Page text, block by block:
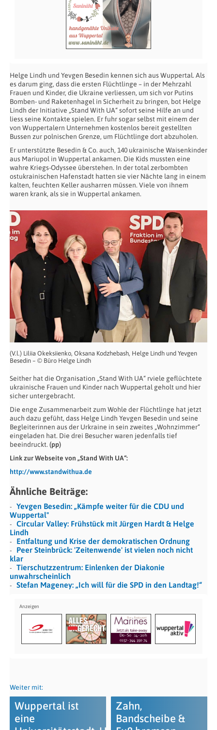
Helge Lindh und Yevgen Besedin kennen sich aus Wuppertal. Als
es darum ging, dass die ersten Flüchtlinge – in der Mehrzahl
Frauen und Kinder, die Ukraine verliessen, um sich vor Putins
Bomben- und Raketenhagel in Sicherheit zu bringen, bot Helge
Lindh der Initiative „Stand With UA“ sofort seine Hilfe an und
liess seine Kontakte spielen. Er fuhr sogar selbst mit einem der
von Wuppertalern Unternehmen kostenlos bereit gestellten
Bussen zur polnischen Grenze, um Flüchtlinge dort abzuholen.
Er unterstützte Besedin & Co. auch, 140 ukrainische Waisenkinder
aus Mariupol in Wuppertal ankamen. Die Kids mussten eine
wahre Kriegs-Odyssee überstehen. In der total zerbombten
ostukrainischen Hafenstadt hatten sie vier Nächte lang in einem
kalten, feuchten Keller ausharren müssen. Viele von ihnem
waren krank, als sie in Wuppertal ankamen.
(V.l.) Liliia Okeksiienko, Oksana Kodzhebash, Helge Lindh und Yevgen
Besedin – © Büro Helge Lindh
Seither hat die Organisation „Stand With UA“ rviele geflüchtete
ukrainische Frauen und Kinder nach Wuppertal geholt und hier
sicher untergebracht.
Die enge Zusammenarbeit zum Wohle der Flüchtlinge hat jetzt
auch dazu gefüht, dass Helge Lindh Yevgen Besedin und seine
Begleiterinnen aus der Urkraine in sein zweites „Wohnzimmer“
eingeladen hat. Die drei Besucher waren jedenfalls tief
beeindruckt. (pp)
Link zur Webseite von „Stand With UA“:
http://www.standwithua.de
Ähnliche Beiträge:
Yevgen Besedin: „Kämpfe weiter für die CDU und
Wuppertal"
Circular Valley: Frühstück mit Jürgen Hardt & Helge
Lindh
Entfaltung und Krise der demokratischen Ordnung
Peer Steinbrück: 'Zeitenwende' ist vielen noch nicht
klar
Tierschutzzentrum: Einlenken der Diakonie
unwahrscheinlich
Stefan Mageney: „Ich will für die SPD in den Landtag!“
Weiter mit:
Wuppertal ist
eine
Zahn,
Bandscheibe &